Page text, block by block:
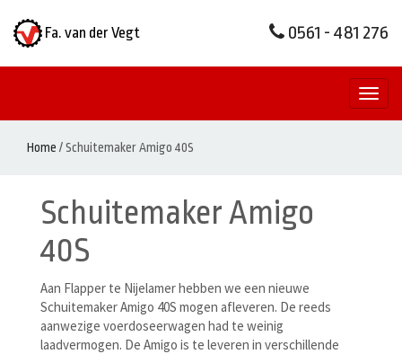
Fa. van der Vegt 0561 - 481 276
Home /Schuitemaker Amigo 40S
Schuitemaker Amigo
40S
Aan Flapper te Nijelamer hebben we een nieuwe
Schuitemaker Amigo 40S mogen afleveren. De reeds
aanwezige voerdoseerwagen had te weinig
laadvermogen. De Amigo is te leveren in verschillende